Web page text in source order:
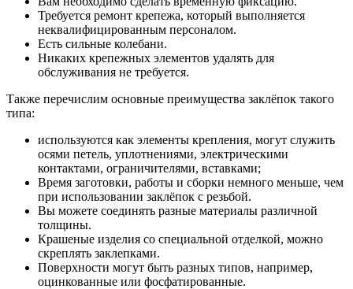
Требуется ремонт крепежа, который выполняется
неквалифицированным персоналом.
Есть сильные колебани.
Никаких крепежных элементов удалять для
обслуживания не требуется.
Также перечислим основные преимущества заклёпок такого
типа:
используются как элементы крепления, могут служить
осями петель, уплотнениями, электрическими
контактами, ограничителями, вставками;
Время заготовки, работы и сборки немного меньше, чем
при использовании заклёпок с резьбой.
Вы можете соединять разные материалы различной
толщины.
Крашеные изделия со специальной отделкой, можно
скреплять заклепками.
Поверхности могут быть разных типов, например,
оцинкованные или фосфатированные.